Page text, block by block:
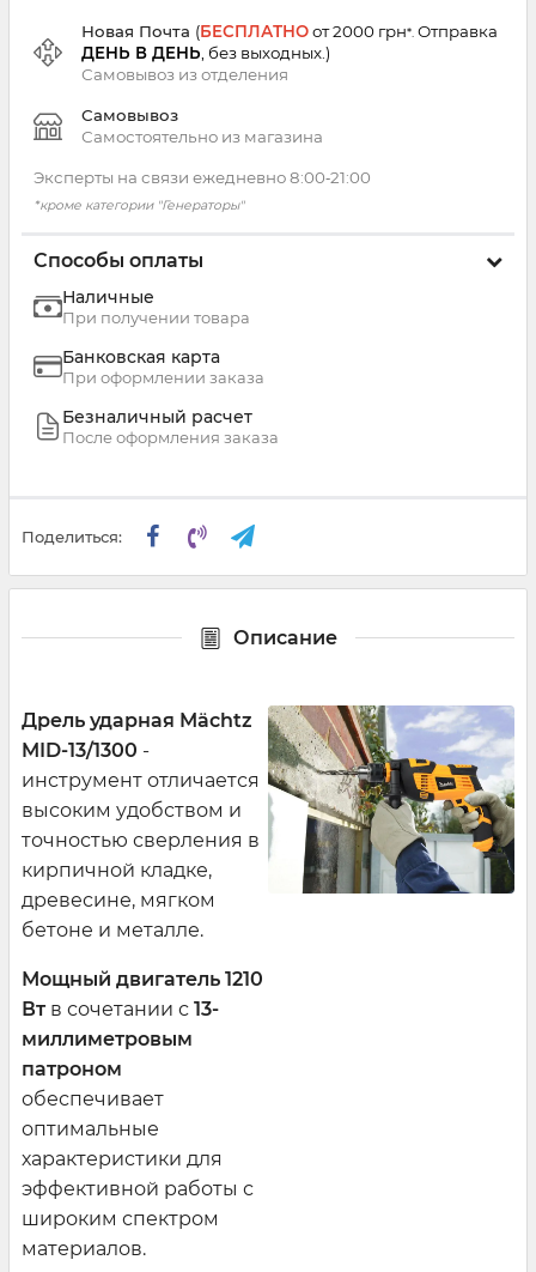
Новая Почта (БЕСПЛАТНОот 2000 грн*. Отправка
ДЕНЬ В ДЕНЬ , без выходных.)
Самовывоз изотделения
Самовывоз
Самостоятельно из магазина
Эксперты на связи ежедневно 8:00‑21:00
*кроме категории "Генераторы"
Способы оплаты
Наличные
При получении товара
Банковская карта
При оформлении заказа
Безналичный расчет
После оформления заказа
Поделиться:
Описание
Дрель ударная Mächtz
MID-13/1300 -
инструмент отличается
высоким удобством и
точностью сверления в
кирпичной кладке,
древесине, мягком
бетоне и металле.
Мощный двигатель 1210
Втв сочетании с 13-
миллиметровым
патроном
обеспечивает
оптимальные
характеристики для
эффективной работы с
широким спектром
материалов.